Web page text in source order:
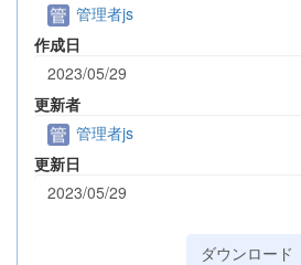
管理者js
作成日
2023/05/29
更新者
管理者js
更新日
2023/05/29
ダウンロード